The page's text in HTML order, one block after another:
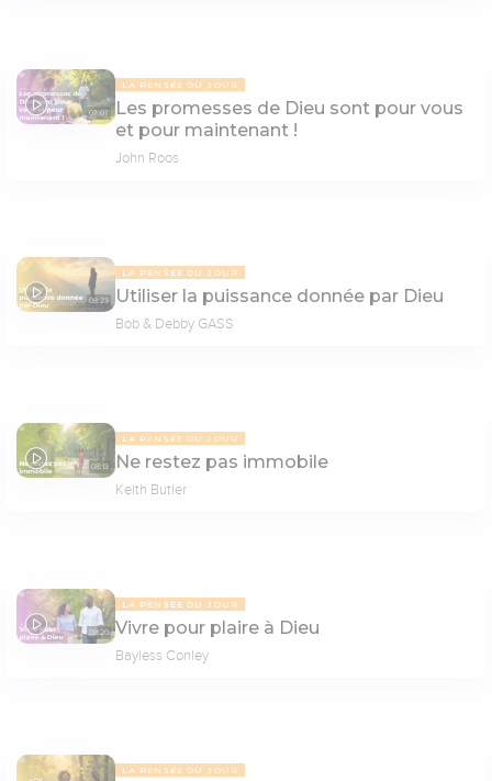
07:07
LA PENSÉE DU JOUR
Les promesses de Dieu sont pour vous
et pour maintenant !
John Roos
08:23
LA PENSÉE DU JOUR
Utiliser la puissance donnée par Dieu
Bob & Debby GASS
08:13
LA PENSÉE DU JOUR
Ne restez pas immobile
Keith Butler
08:20
LA PENSÉE DU JOUR
Vivre pour plaire à Dieu
Bayless Conley
LA PENSÉE DU JOUR